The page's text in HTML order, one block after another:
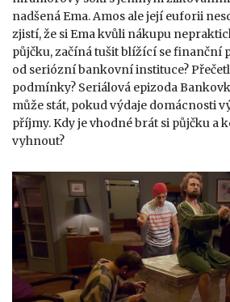
nadšená Ema. Amos ale její euforii
zjistí, že si Ema kvůli nákupu
půjčku, začíná tušit blížící se finanční
od seriózní bankovní instituce?
podmínky? Seriálová epizoda
může stát, pokud výdaje domácnosti
příjmy. Kdy je vhodné brát si půjčku a
vyhnout?